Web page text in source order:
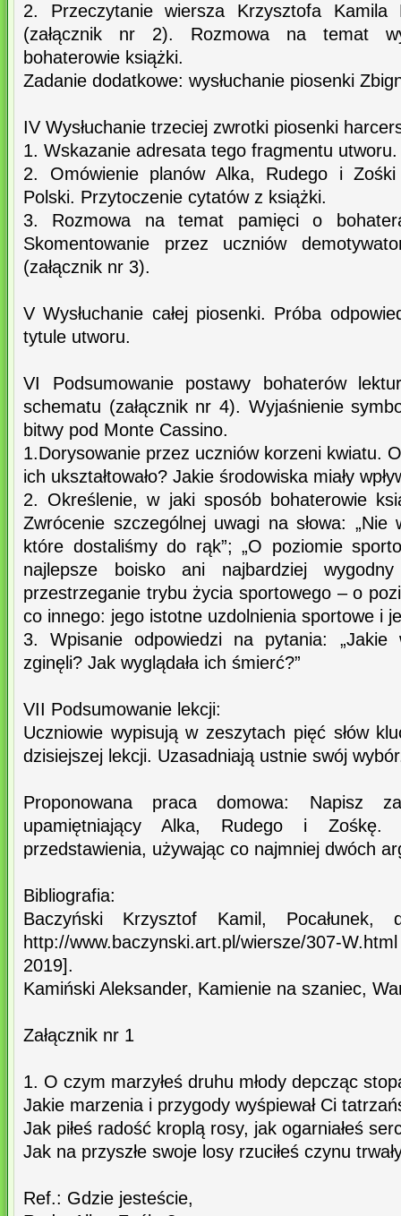
2. Przeczytanie wiersza Krzysztofa Kamila
(załącznik nr 2). Rozmowa na temat
bohaterowie książki.
Zadanie dodatkowe: wysłuchanie piosenki
IV Wysłuchanie trzeciej zwrotki piosenki
1. Wskazanie adresata tego fragmentu utworu.
2. Omówienie planów Alka, Rudego i Zośki
Polski. Przytoczenie cytatów z książki.
3. Rozmowa na temat pamięci o
Skomentowanie przez uczniów
(załącznik nr 3).
V Wysłuchanie całej piosenki. Próba
tytule utworu.
VI Podsumowanie postawy bohaterów
schematu (załącznik nr 4). Wyjaśnienie
bitwy pod Monte Cassino.
1.Dorysowanie przez uczniów korzeni kwiatu.
ich ukształtowało? Jakie środowiska miały
2. Określenie, w jaki sposób bohaterowie
Zwrócenie szczególnej uwagi na słowa: „Nie
które dostaliśmy do rąk”; „O poziomie
najlepsze boisko ani najbardziej
przestrzeganie trybu życia sportowego – o
co innego: jego istotne uzdolnienia sportowe i
3. Wpisanie odpowiedzi na pytania:
zginęli? Jak wyglądała ich śmierć?”
VII Podsumowanie lekcji:
Uczniowie wypisują w zeszytach pięć słów
dzisiejszej lekcji. Uzasadniają ustnie swój
Proponowana praca domowa: Napisz
upamiętniający Alka, Rudego i Zośkę.
przedstawienia, używając co najmniej dwóch
Bibliografia:
Baczyński Krzysztof Kamil, Pocałunek,
http://www.baczynski.art.pl/wiersze/307-
2019].
Kamiński Aleksander, Kamienie na szaniec,
Załącznik nr 1
1. O czym marzyłeś druhu młody depcząc
Jakie marzenia i przygody wyśpiewał Ci
Jak piłeś radość kroplą rosy, jak ogarniałeś
Jak na przyszłe swoje losy rzuciłeś czynu
Ref.: Gdzie jesteście,